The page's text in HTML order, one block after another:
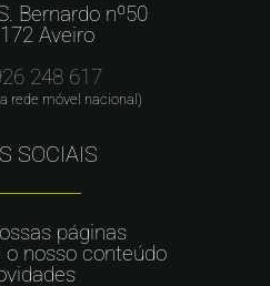
Bernardo nº50
Aveiro
248 617
rede móvel nacional)
SOCIAIS
páginas
nosso conteúdo